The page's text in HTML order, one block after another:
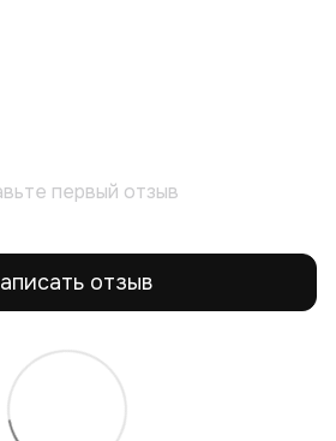
первый отзыв
отзыв